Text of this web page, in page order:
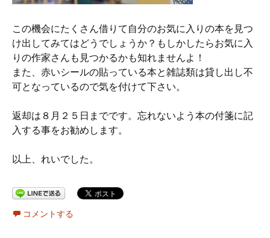
この機会にたくさん借りて自分のお気に入りの本を見つ
け出してみてはどうでしょうか？もしかしたらお気に入
りの作家さんも見つかるかも知れませんよ！
また、赤いシールの貼っている本と雑誌類は貸し出し不
可となっているので気を付けて下さい。
返却は８月２５日までです。忘れないよう本の付箋に記
入する事をお勧めします。
以上、れいでした。
コメントする